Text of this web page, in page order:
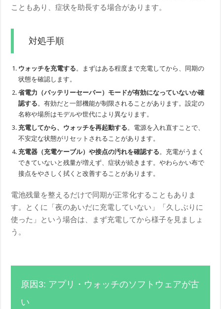
こともあり、症状を助長する場合があります。
対処手順
ウォッチを充電する 。まずはある程度まで充電してから、同期の
状態を確認します。
省電力（バッテリーセーバー）モードが有効になっていないか確
認する 。有効だと一部機能が制限されることがあります。設定の
名称や場所はモデルや世代により異なります。
充電してから、ウォッチを再起動する 。電源を入れ直すことで、
不安定な状態がリセットされることがあります。
充電器（充電ケーブル）や接点の汚れを確認する 。充電がうまく
できていないと残量が増えず、症状が続きます。やわらかい布で
接点をやさしく拭くと改善することがあります。
電池残量を整えるだけで同期が正常化することもありま
す。とくに「夜のあいだに充電していない」「久しぶりに
使った」という場合は、まず充電してから様子を見ましょ
う。
原因3: アプリ・ウォッチのソフトウェアが古
い